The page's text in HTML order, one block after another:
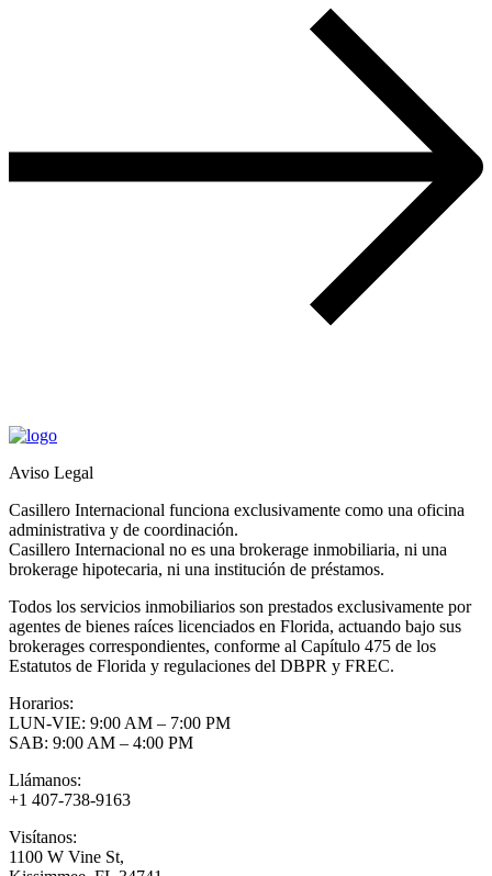
Aviso Legal
Casillero Internacional funciona exclusivamente como una oficina
administrativa y de coordinación.
Casillero Internacional no es una brokerage inmobiliaria, ni una
brokerage hipotecaria, ni una institución de préstamos.
Todos los servicios inmobiliarios son prestados exclusivamente por
agentes de bienes raíces licenciados en Florida, actuando bajo sus
brokerages correspondientes, conforme al Capítulo 475 de los
Estatutos de Florida y regulaciones del DBPR y FREC.
Horarios:
LUN-VIE: 9:00 AM – 7:00 PM
SAB: 9:00 AM – 4:00 PM
Llámanos:
+1 407-738-9163
Visítanos:
1100 W Vine St,